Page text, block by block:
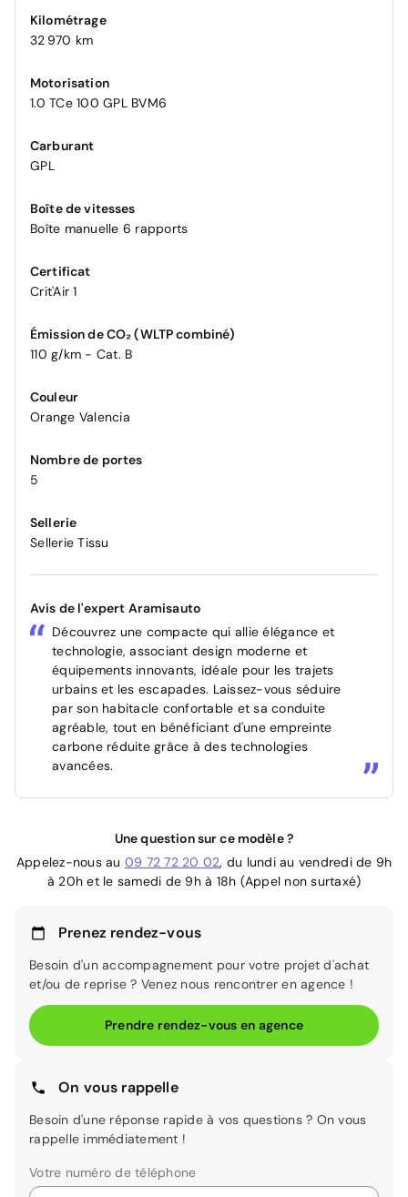
Kilométrage
32 970 km
Motorisation
1.0 TCe 100 GPL BVM6
Carburant
GPL
Boîte de vitesses
Boîte manuelle 6 rapports
Certificat
Crit'Air 1
Émission de CO₂ (WLTP combiné)
110 g/km - Cat. B
Couleur
Orange Valencia
Nombre de portes
5
Sellerie
Sellerie Tissu
Avis de l'expert Aramisauto
Découvrez une compacte qui allie élégance et
technologie, associant design moderne et
équipements innovants, idéale pour les trajets
urbains et les escapades. Laissez-vous séduire
par son habitacle confortable et sa conduite
agréable, tout en bénéficiant d'une empreinte
carbone réduite grâce à des technologies
avancées.
Une question sur ce modèle ?
Appelez-nous au 09 72 72 20 02, du lundi au vendredi de 9h
à 20h et le samedi de 9h à 18h (Appel non surtaxé)
Prenez rendez-vous
Besoin d'un accompagnement pour votre projet d'achat
et/ou de reprise ? Venez nous rencontrer en agence !
Prendre rendez-vous en agence
On vous rappelle
Besoin d'une réponse rapide à vos questions ? On vous
rappelle immédiatement !
Votre numéro de téléphone